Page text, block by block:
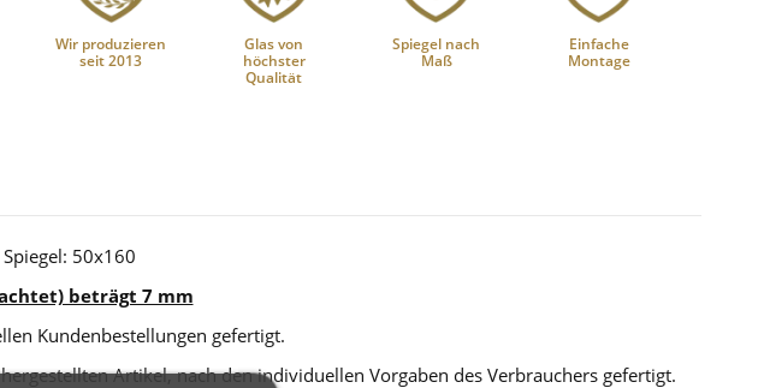
Wir produzieren
seit 2013
Glas von
höchster
Qualität
Spiegel nach
Maß
Einfache
Montage
50x160
beträgt 7 mm
Kundenbestellungen gefertigt.
Artikel, nach den individuellen Vorgaben des Verbrauchers gefertigt.